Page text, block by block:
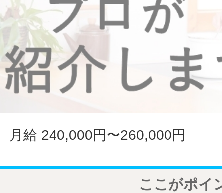
月給 240,000円〜260,000円
ここがポイ